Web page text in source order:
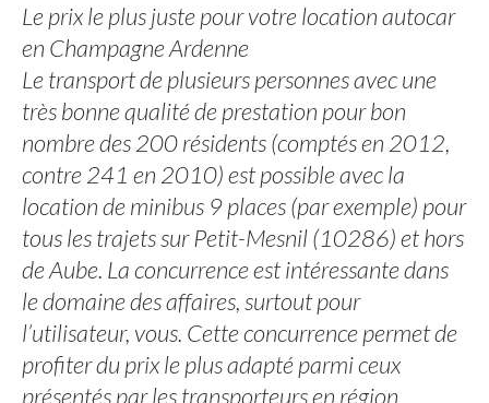
Le prix le plus juste pour votre location autocar
en Champagne Ardenne
Le transport de plusieurs personnes avec une
très bonne qualité de prestation pour bon
nombre des 200 résidents (comptés en 2012,
contre 241 en 2010) est possible avec la
location de minibus 9 places (par exemple) pour
tous les trajets sur Petit-Mesnil (10286) et hors
de Aube. La concurrence est intéressante dans
le domaine des affaires, surtout pour
l’utilisateur, vous. Cette concurrence permet de
profiter du prix le plus adapté parmi ceux
présentés par les transporteurs en région